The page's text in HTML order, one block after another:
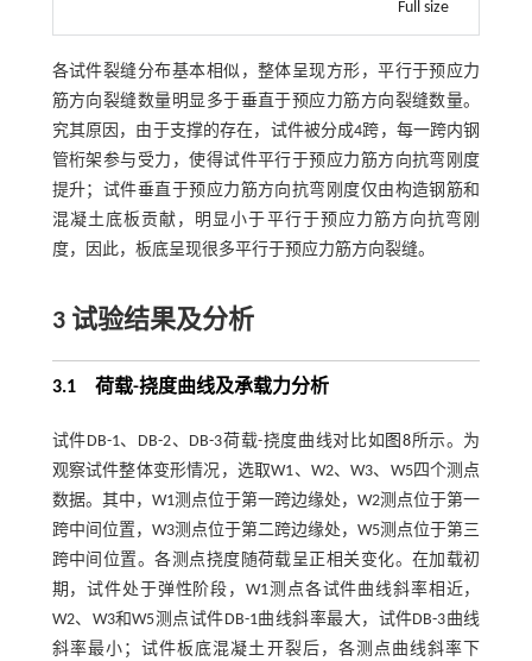
Full size
各试件裂缝分布基本相似，整体呈现方形，平行于预应力
筋方向裂缝数量明显多于垂直于预应力筋方向裂缝数量。
究其原因，由于支撑的存在，试件被分成4跨，每一跨内钢
管桁架参与受力，使得试件平行于预应力筋方向抗弯刚度
提升；试件垂直于预应力筋方向抗弯刚度仅由构造钢筋和
混凝土底板贡献，明显小于平行于预应力筋方向抗弯刚
度，因此，板底呈现很多平行于预应力筋方向裂缝。
3 试验结果及分析
3.1荷载-挠度曲线及承载力分析
试件DB-1、DB-2、DB-3荷载-挠度曲线对比如 图8所示。为
观察试件整体变形情况，选取W1、W2、W3、W5四个测点
数据。其中，W1测点位于第一跨边缘处，W2测点位于第一
跨中间位置，W3测点位于第二跨边缘处，W5测点位于第三
跨中间位置。各测点挠度随荷载呈正相关变化。在加载初
期，试件处于弹性阶段，W1测点各试件曲线斜率相近，
W2、W3和W5测点试件DB-1曲线斜率最大，试件DB-3曲线
斜率最小；试件板底混凝土开裂后，各测点曲线斜率下